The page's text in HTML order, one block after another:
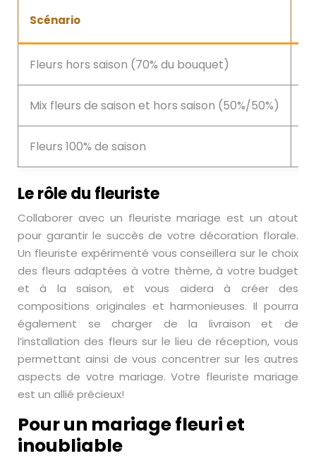
Scénario
Fleurs hors saison (70% du bouquet)
Mix fleurs de saison et hors saison (50%/50%)
Fleurs 100% de saison
Le rôle du fleuriste
Collaborer avec un fleuriste mariage est un atout
pour garantir le succès de votre décoration florale.
Un fleuriste expérimenté vous conseillera sur le choix
des fleurs adaptées à votre thème, à votre budget
et à la saison, et vous aidera à créer des
compositions originales et harmonieuses. Il pourra
également se charger de la livraison et de
l’installation des fleurs sur le lieu de réception, vous
permettant ainsi de vous concentrer sur les autres
aspects de votre mariage. Votre fleuriste mariage
est un allié précieux!
Pour un mariage fleuri et
inoubliable